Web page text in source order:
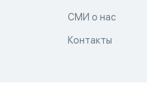
СМИ о нас
Контакты